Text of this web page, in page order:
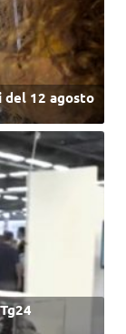
del 12 agosto